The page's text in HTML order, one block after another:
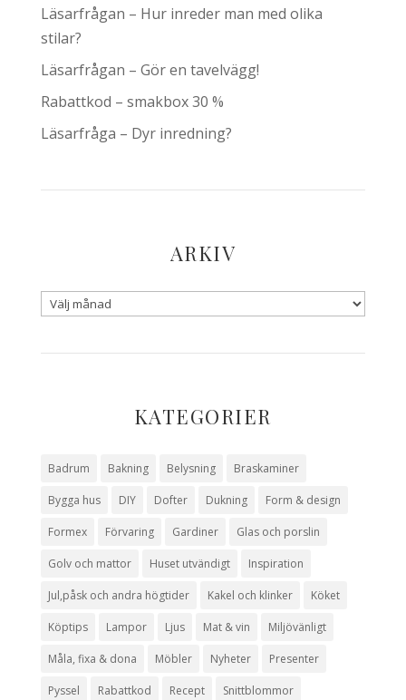
Läsarfrågan – Hur inreder man med olika
stilar?
Läsarfrågan – Gör en tavelvägg!
Rabattkod – smakbox 30 %
Läsarfråga – Dyr inredning?
ARKIV
KATEGORIER
Badrum Bakning Belysning Braskaminer
Bygga hus DIY Dofter Dukning Form & design
Formex Förvaring Gardiner Glas och porslin
Golv och mattor Huset utvändigt Inspiration
Jul,påsk och andra högtider Kakel och klinker Köket
Köptips Lampor Ljus Mat & vin Miljövänligt
Måla, fixa & dona Möbler Nyheter Presenter
Pyssel Rabattkod Recept Snittblommor